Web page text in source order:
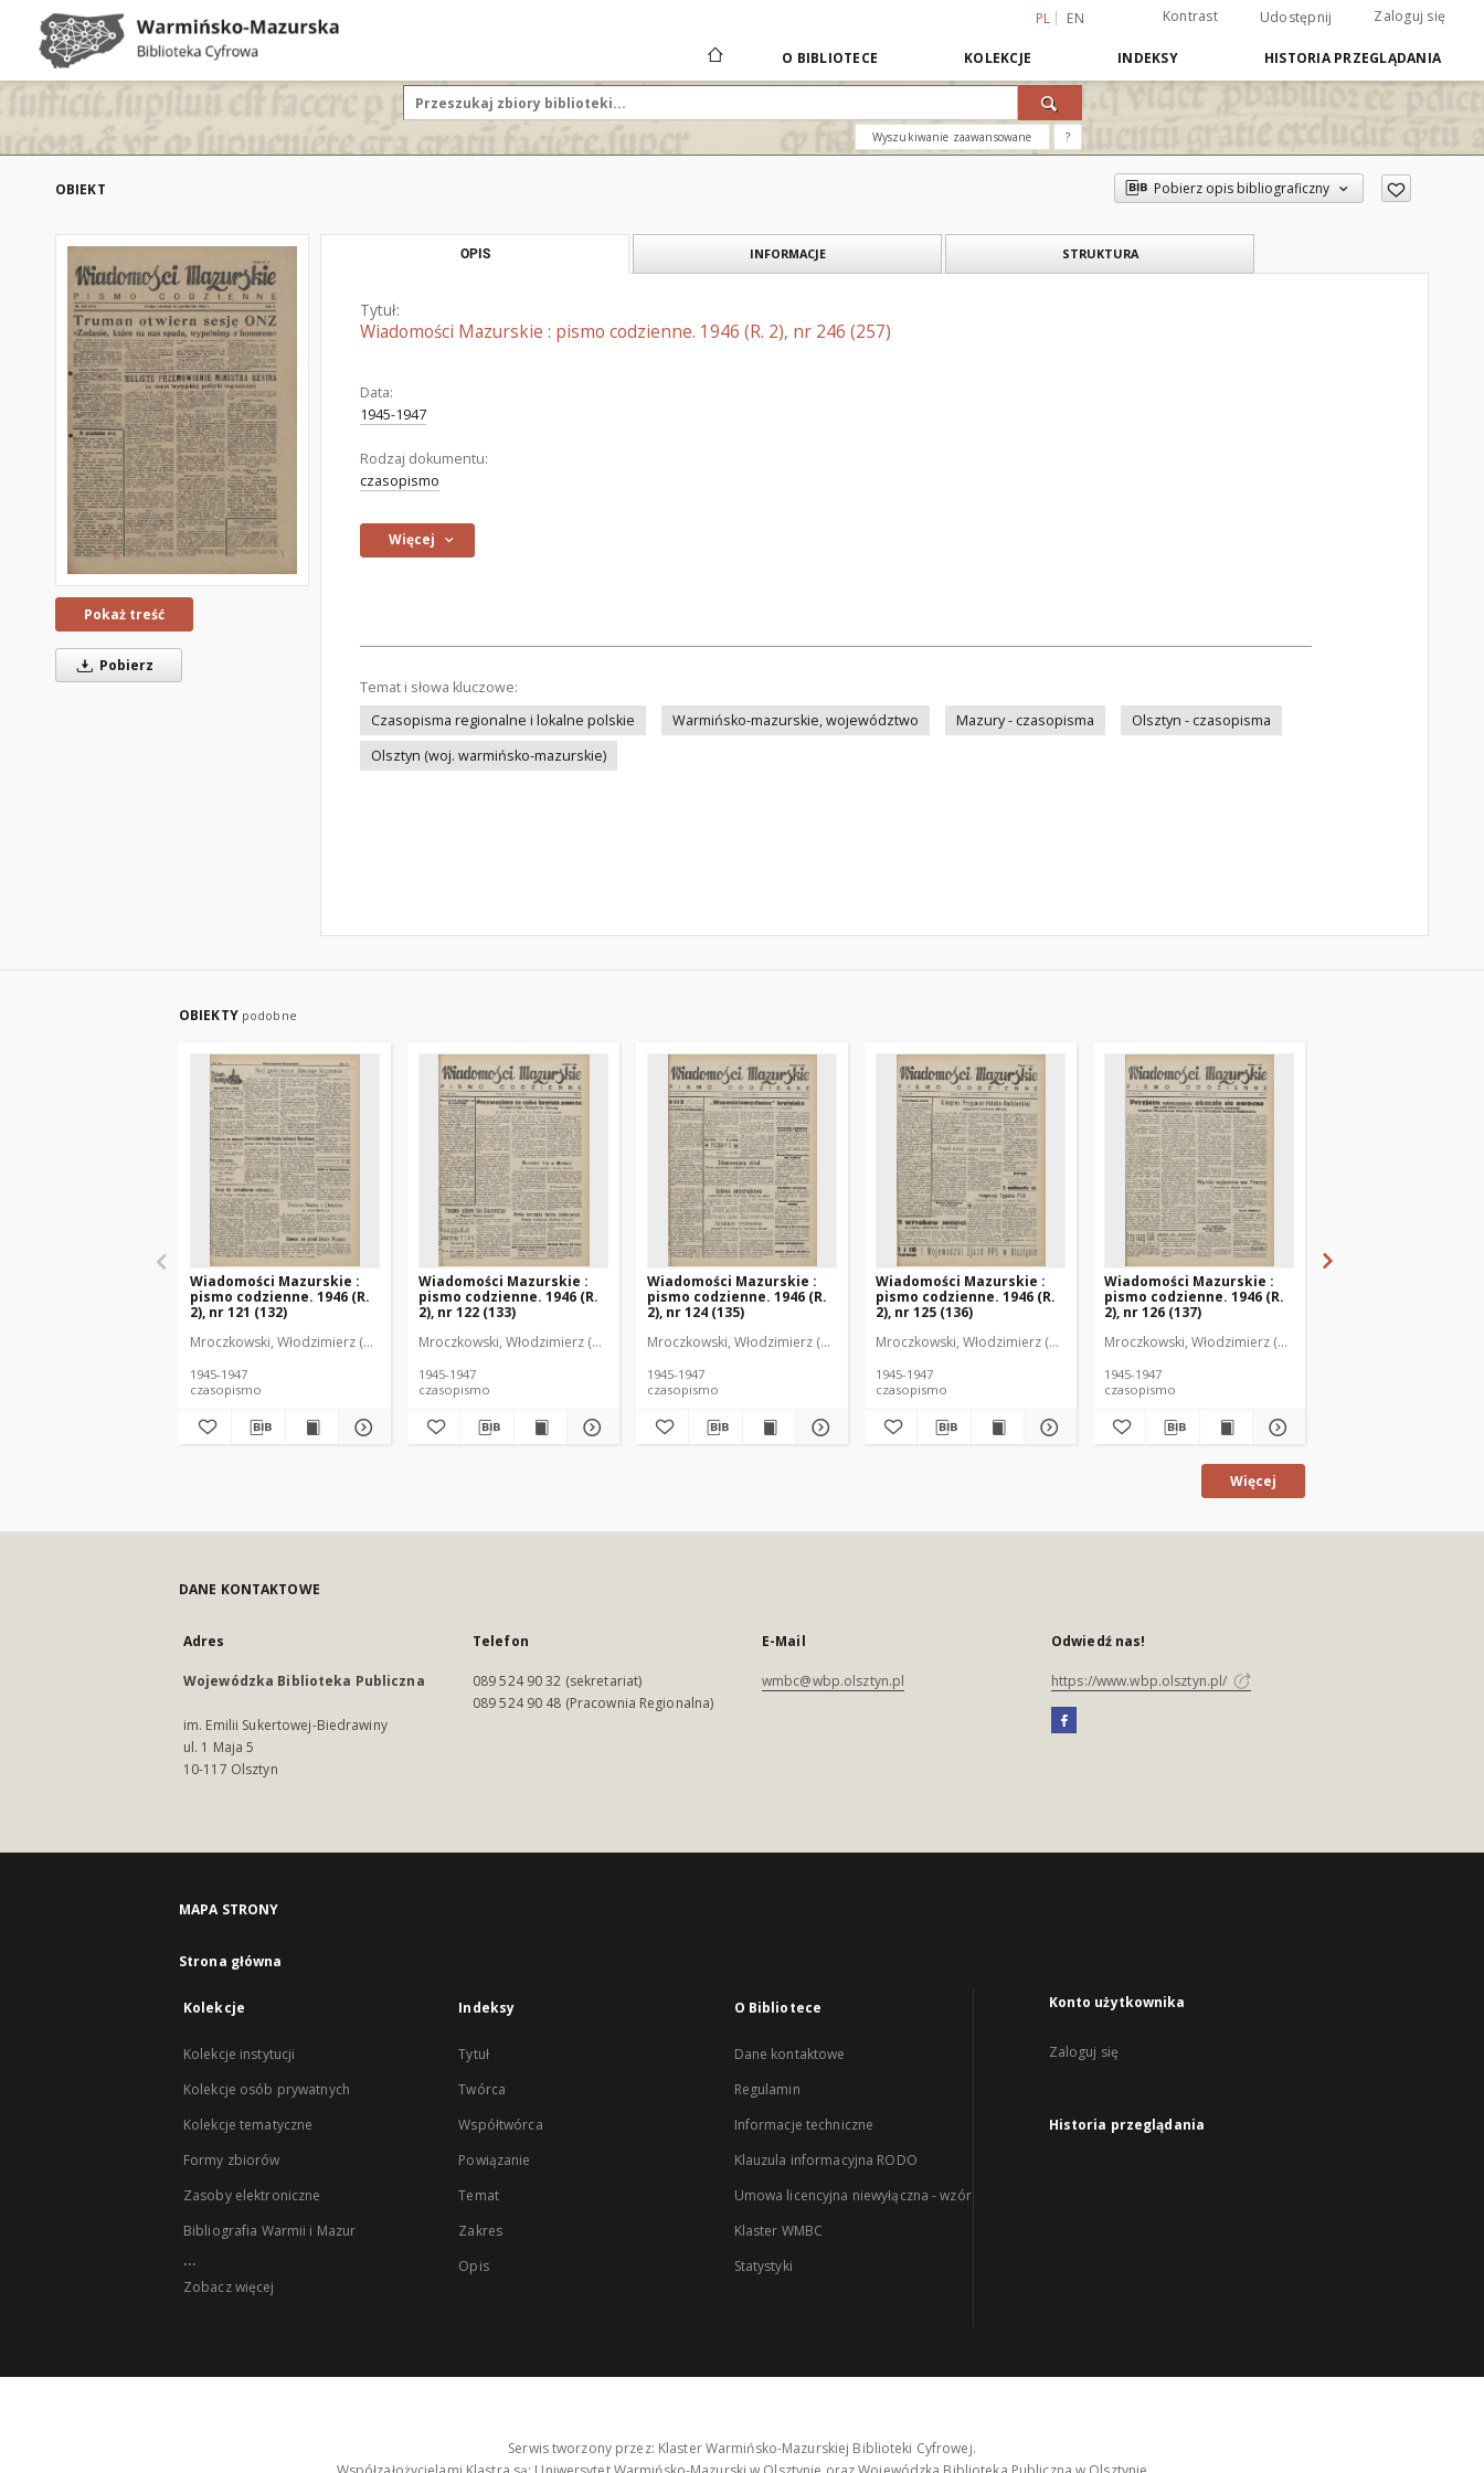
PL EN Kontrast Udostępnij Zaloguj się
O BIBLIOTECE KOLEKCJE INDEKSY HISTORIA PRZEGLĄDANIA
Wyszukiwanie zaawansowane ?
OBIEKT Pobierz opis bibliograficzny
Pokaż treść
Pobierz
OPIS INFORMACJE STRUKTURA
Tytuł:
Wiadomości Mazurskie : pismo codzienne. 1946 (R. 2), nr 246 (257)
Data:
1945-1947
Rodzaj dokumentu:
czasopismo
Więcej
Temat i słowa kluczowe:
Czasopisma regionalne i lokalne polskie
Warmińsko-mazurskie, województwo Mazury - czasopisma
Olsztyn - czasopisma
Olsztyn (woj. warmińsko-mazurskie)
OBIEKTY podobne
Wiadomości Mazurskie :
pismo codzienne. 1946 (R.
2), nr 121 (132)
Mroczkowski, Włodzimierz (1902-1971). Redaktor
1945-1947
czasopismo
Wiadomości Mazurskie :
pismo codzienne. 1946 (R.
2), nr 122 (133)
Mroczkowski, Włodzimierz (1902-1971). Redaktor
1945-1947
czasopismo
Wiadomości Mazurskie :
pismo codzienne. 1946 (R.
2), nr 124 (135)
Mroczkowski, Włodzimierz (1902-1971). Redaktor
1945-1947
czasopismo
Wiadomości Mazurskie :
pismo codzienne. 1946 (R.
2), nr 125 (136)
Mroczkowski, Włodzimierz (1902-1971). Redaktor
1945-1947
czasopismo
Wiadomości Mazurskie :
pismo codzienne. 1946 (R.
2), nr 126 (137)
Mroczkowski, Włodzimierz (1902-1971). Redaktor
1945-1947
czasopismo
Więcej
DANE KONTAKTOWE
Adres
Wojewódzka Biblioteka Publiczna
im. Emilii Sukertowej-Biedrawiny
ul. 1 Maja 5
10-117 Olsztyn
Telefon
089 524 90 32 (sekretariat)
089 524 90 48 (Pracownia Regionalna)
E-Mail
wmbc@wbp.olsztyn.pl
Odwiedź nas!
https://www.wbp.olsztyn.pl/
MAPA STRONY
Strona główna
Kolekcje
Kolekcje instytucji
Kolekcje osób prywatnych
Kolekcje tematyczne
Formy zbiorów
Zasoby elektroniczne
Bibliografia Warmii i Mazur
...
Zobacz więcej
Indeksy
Tytuł
Twórca
Współtwórca
Powiązanie
Temat
Zakres
Opis
O Bibliotece
Dane kontaktowe
Regulamin
Informacje techniczne
Klauzula informacyjna RODO
Umowa licencyjna niewyłączna - wzór
Klaster WMBC
Statystyki
Konto użytkownika
Zaloguj się
Historia przeglądania
Serwis tworzony przez: Klaster Warmińsko-Mazurskiej Biblioteki Cyfrowej.